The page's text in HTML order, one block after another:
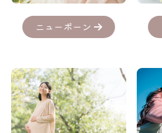
ニューボーン